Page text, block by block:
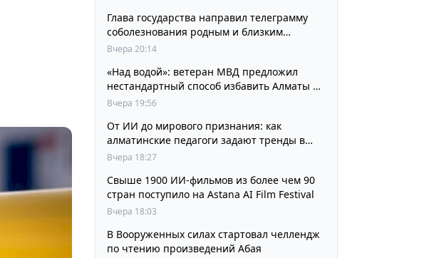
Глава государства направил телеграмму
соболезнования родным и близким
выдающегося кинорежиссера Ардака
Вчера 20:14
«Над водой»: ветеран МВД предложил
нестандартный способ избавить Алматы от
пробок и смога
Вчера 19:56
От ИИ до мирового признания: как
алматинские педагоги задают тренды в
изучении языков
Вчера 18:27
Свыше 1900 ИИ-фильмов из более чем 90
стран поступило на Astana AI Film Festival
Вчера 18:03
В Вооруженных силах стартовал челлендж
по чтению произведений Абая